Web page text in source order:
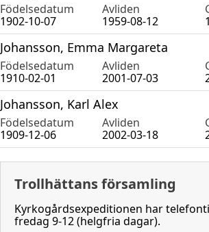
Födelsedatum Avliden
1902-10-07
1959-08-12
Johansson, Emma Margareta
Födelsedatum Avliden
1910-02-01
2001-07-03
Johansson, Karl Alex
Födelsedatum Avliden
1909-12-06
2002-03-18
Trollhättans församling
Kyrkogårdsexpeditionen har
fredag 9-12 (helgfria dagar).